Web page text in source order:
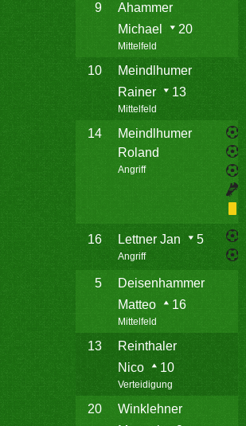
9
Ahammer
Michael
20
Mittelfeld
10
Meindlhumer
Rainer
13
Mittelfeld
14
Meindlhumer
Roland
Angriff
16 Lettner Jan 5
Angriff
5
Deisenhammer
Matteo
16
Mittelfeld
13
Reinthaler
Nico
10
Verteidigung
20
Winklehner